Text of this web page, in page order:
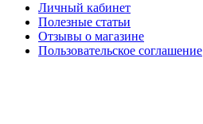
Личный кабинет
Полезные статьи
Отзывы о магазине
Пользовательское соглашение